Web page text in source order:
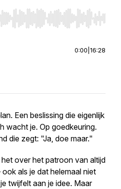
to seek, Home/End to jump to
0:00 16:28
Een beslissing die eigenlijk
wacht je. Op goedkeuring.
die zegt: "Ja, doe maar."
over het patroon van altijd
als je dat helemaal niet
twijfelt aan je idee. Maar